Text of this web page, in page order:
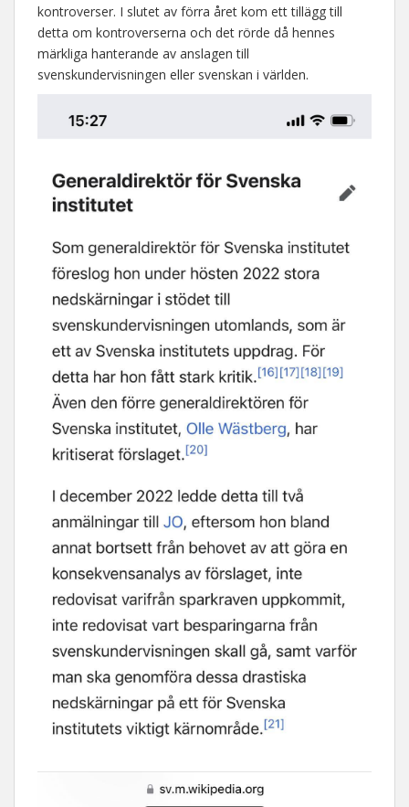
kontroverser. I slutet av förra året kom ett tillägg till
detta om kontroverserna och det rörde då hennes
märkliga hanterande av anslagen till
svenskundervisningen eller svenskan i världen.